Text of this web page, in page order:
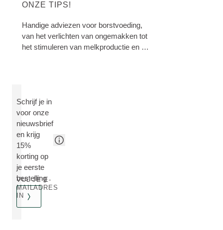
ONZE TIPS!
Handige adviezen voor borstvoeding,
van het verlichten van ongemakken tot
het stimuleren van melkproductie en het
Schrijf je in
voor onze
nieuwsbrief
en krijg
15%
korting op
je eerste
bestelling
VUL JE E-
MAILADRES
IN